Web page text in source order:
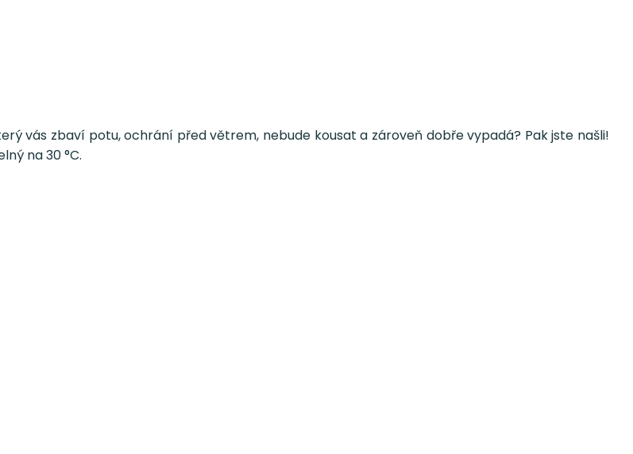
vás zbaví potu, ochrání před větrem, nebude kousat a zároveň dobře vypadá? Pak jste našli!
na 30 °C.